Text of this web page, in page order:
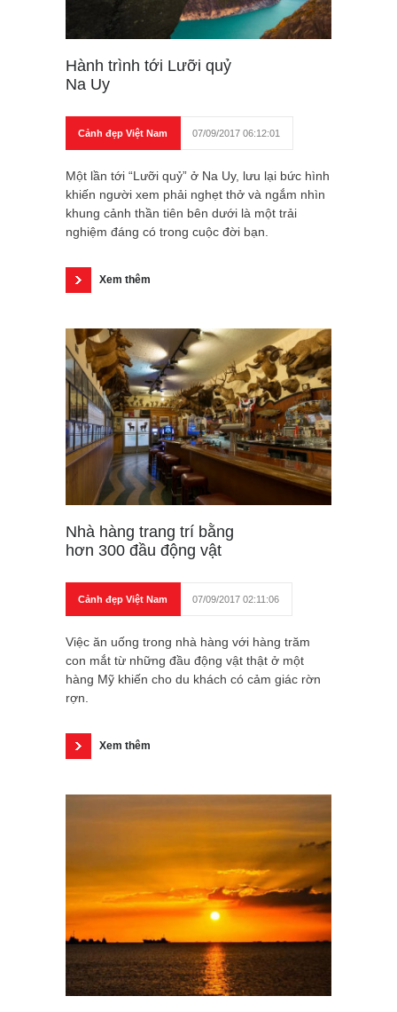
Hành trình tới Lưỡi quỷ
Na Uy
Cảnh đẹp Việt Nam 07/09/2017 06:12:01
Một lần tới “Lưỡi quỷ” ở Na Uy, lưu lại bức hình
khiến người xem phải nghẹt thở và ngắm nhìn
khung cảnh thần tiên bên dưới là một trải
nghiệm đáng có trong cuộc đời bạn.
Xem thêm
Nhà hàng trang trí bằng
hơn 300 đầu động vật
Cảnh đẹp Việt Nam 07/09/2017 02:11:06
Việc ăn uống trong nhà hàng với hàng trăm
con mắt từ những đầu động vật thật ở một
hàng Mỹ khiến cho du khách có cảm giác rờn
rợn.
Xem thêm